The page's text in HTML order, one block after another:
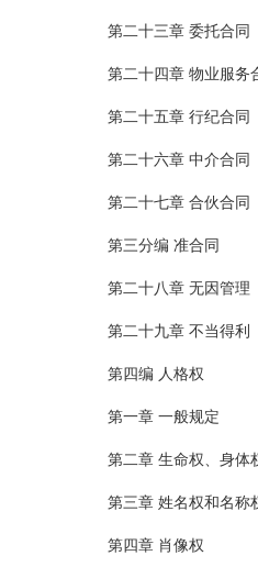
第二十三章 委托合同
第二十四章 物业服务
第二十五章 行纪合同
第二十六章 中介合同
第二十七章 合伙合同
第三分编 准合同
第二十八章 无因管理
第二十九章 不当得利
第四编 人格权
第一章 一般规定
第二章 生命权、身体
第三章 姓名权和名称
第四章 肖像权